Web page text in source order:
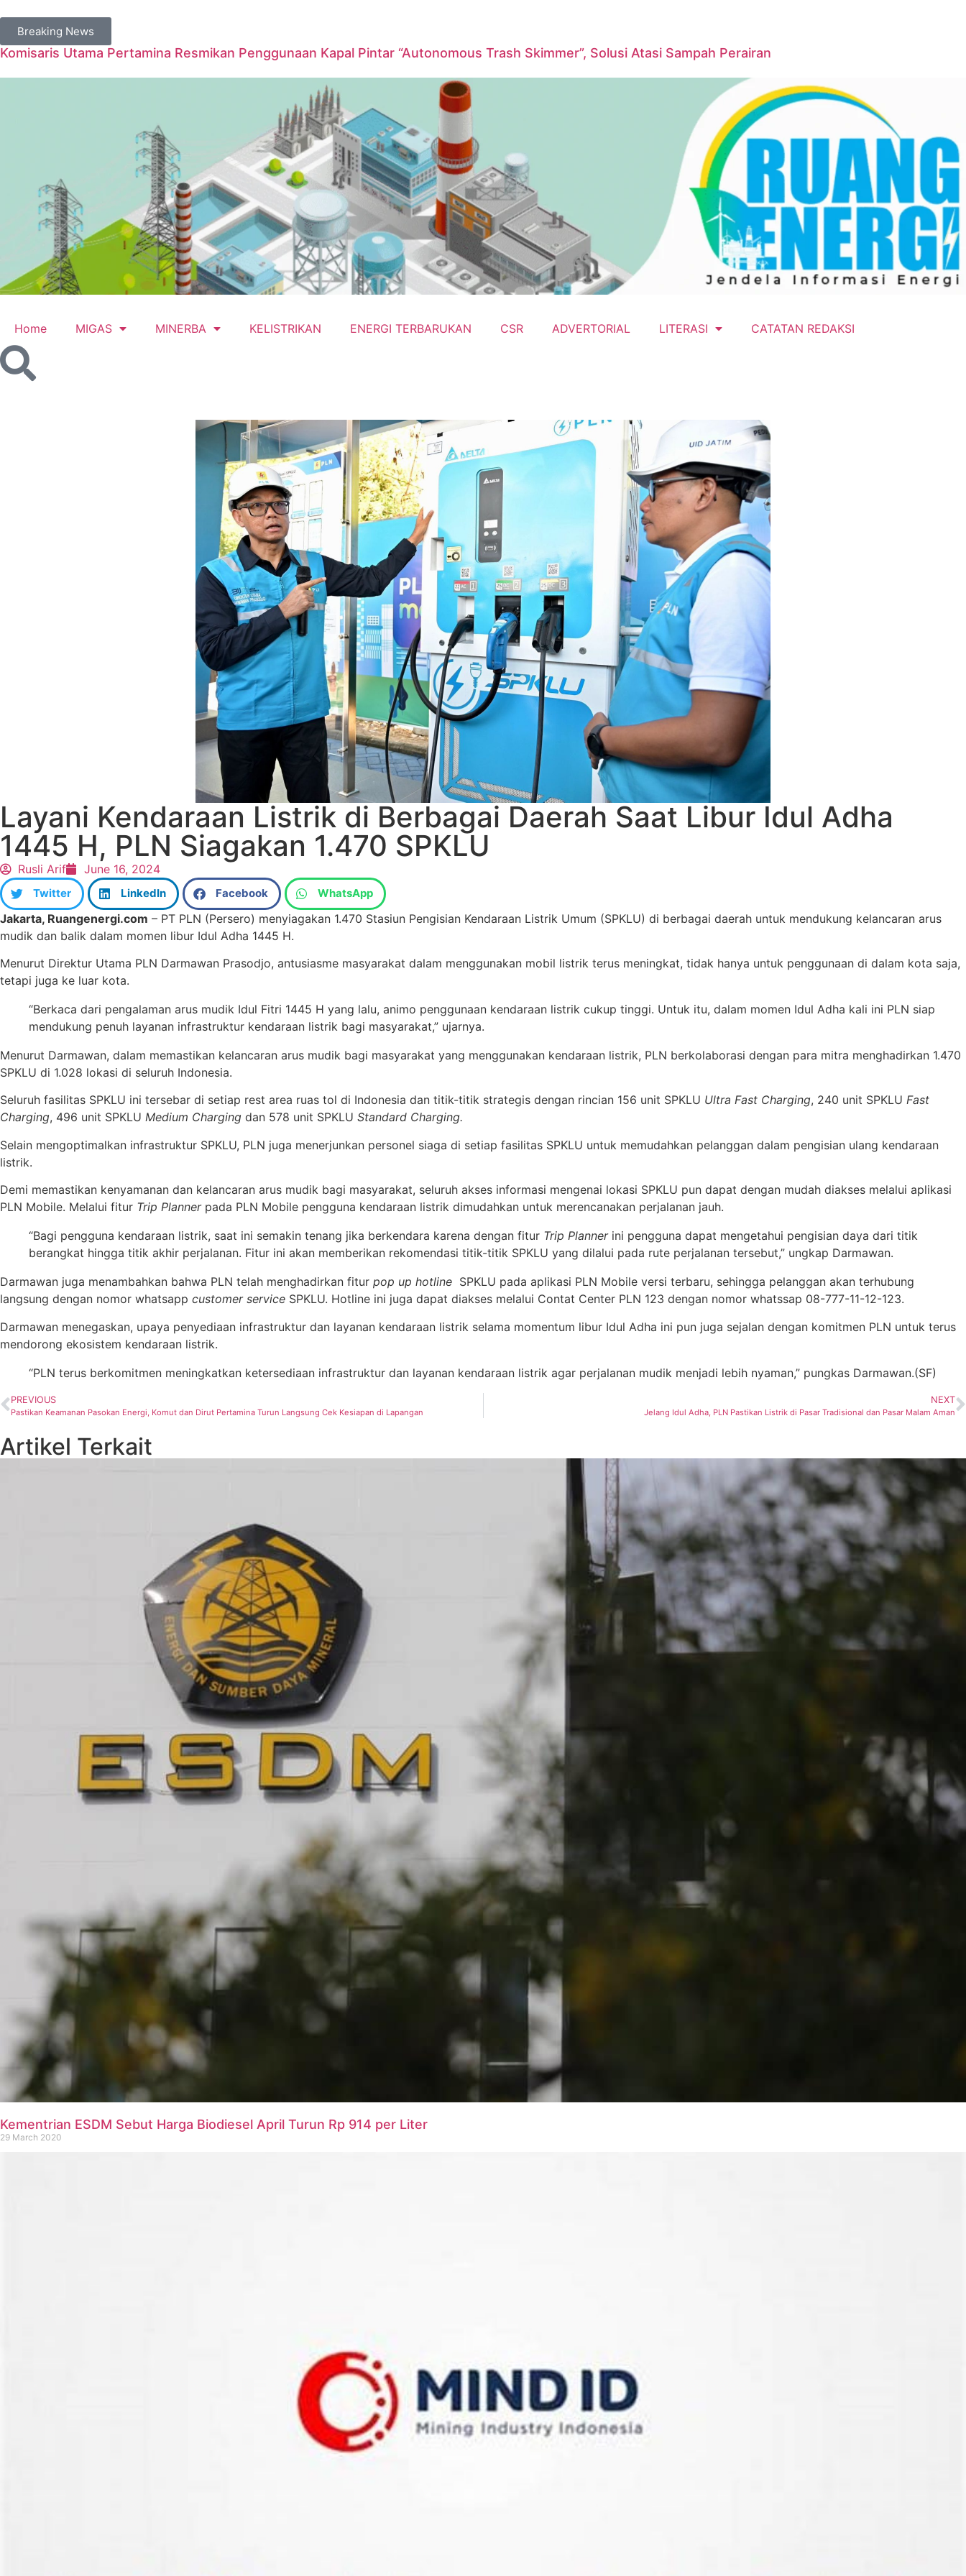
Breaking News
Komisaris Utama Pertamina Resmikan Penggunaan Kapal Pintar “Autonomous Trash Skimmer”, Solusi Atasi Sampah Perairan
Home MIGAS MINERBA KELISTRIKAN ENERGI TERBARUKAN CSR ADVERTORIAL LITERASI CATATAN REDAKSI
Layani Kendaraan Listrik di Berbagai Daerah Saat Libur Idul Adha
1445 H, PLN Siagakan 1.470 SPKLU
Rusli Arif June 16, 2024
Twitter LinkedIn Facebook WhatsApp
Jakarta, Ruangenergi.com – PT PLN (Persero) menyiagakan 1.470 Stasiun Pengisian Kendaraan Listrik Umum (SPKLU) di berbagai daerah untuk mendukung kelancaran arus
mudik dan balik dalam momen libur Idul Adha 1445 H.
Menurut Direktur Utama PLN Darmawan Prasodjo, antusiasme masyarakat dalam menggunakan mobil listrik terus meningkat, tidak hanya untuk penggunaan di dalam kota saja,
tetapi juga ke luar kota.
“Berkaca dari pengalaman arus mudik Idul Fitri 1445 H yang lalu, animo penggunaan kendaraan listrik cukup tinggi. Untuk itu, dalam momen Idul Adha kali ini PLN siap
mendukung penuh layanan infrastruktur kendaraan listrik bagi masyarakat,” ujarnya.
Menurut Darmawan, dalam memastikan kelancaran arus mudik bagi masyarakat yang menggunakan kendaraan listrik, PLN berkolaborasi dengan para mitra menghadirkan 1.470
SPKLU di 1.028 lokasi di seluruh Indonesia.
Seluruh fasilitas SPKLU ini tersebar di setiap rest area ruas tol di Indonesia dan titik-titik strategis dengan rincian 156 unit SPKLU Ultra Fast Charging, 240 unit SPKLU Fast
Charging, 496 unit SPKLU Medium Charging dan 578 unit SPKLU Standard Charging.
Selain mengoptimalkan infrastruktur SPKLU, PLN juga menerjunkan personel siaga di setiap fasilitas SPKLU untuk memudahkan pelanggan dalam pengisian ulang kendaraan
listrik.
Demi memastikan kenyamanan dan kelancaran arus mudik bagi masyarakat, seluruh akses informasi mengenai lokasi SPKLU pun dapat dengan mudah diakses melalui aplikasi
PLN Mobile. Melalui fitur Trip Plannerpada PLN Mobile pengguna kendaraan listrik dimudahkan untuk merencanakan perjalanan jauh.
“Bagi pengguna kendaraan listrik, saat ini semakin tenang jika berkendara karena dengan fitur Trip Plannerini pengguna dapat mengetahui pengisian daya dari titik
berangkat hingga titik akhir perjalanan. Fitur ini akan memberikan rekomendasi titik-titik SPKLU yang dilalui pada rute perjalanan tersebut,” ungkap Darmawan.
Darmawan juga menambahkan bahwa PLN telah menghadirkan fitur pop up hotline SPKLU pada aplikasi PLN Mobile versi terbaru, sehingga pelanggan akan terhubung
langsung dengan nomor whatsapp customer service SPKLU. Hotline ini juga dapat diakses melalui Contat Center PLN 123 dengan nomor whatssap 08-777-11-12-123.
Darmawan menegaskan, upaya penyediaan infrastruktur dan layanan kendaraan listrik selama momentum libur Idul Adha ini pun juga sejalan dengan komitmen PLN untuk terus
mendorong ekosistem kendaraan listrik.
“PLN terus berkomitmen meningkatkan ketersediaan infrastruktur dan layanan kendaraan listrik agar perjalanan mudik menjadi lebih nyaman,” pungkas Darmawan.(SF)
PREVIOUS
Pastikan Keamanan Pasokan Energi, Komut dan Dirut Pertamina Turun Langsung Cek Kesiapan di Lapangan
NEXT
Jelang Idul Adha, PLN Pastikan Listrik di Pasar Tradisional dan Pasar Malam Aman
Artikel Terkait
Kementrian ESDM Sebut Harga Biodiesel April Turun Rp 914 per Liter
29 March 2020